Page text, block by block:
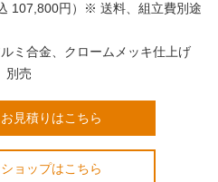
107,800円）※ 送料、組立費別途
ミ合金、クロームメッキ仕上げ
別売
見積りはこちら
ョップはこちら